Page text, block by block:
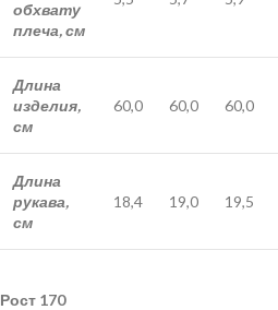
обхвату
плеча, см
Длина
изделия,
см
60,0 60,0 60,0
Длина
рукава,
см
18,4 19,0 19,5
Рост 170